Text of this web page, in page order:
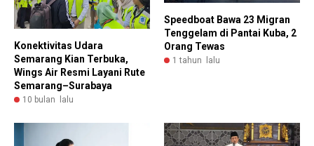
Konektivitas Udara
Semarang Kian Terbuka,
Wings Air Resmi Layani Rute
Semarang–Surabaya
10 bulan lalu
Speedboat Bawa 23 Migran
Tenggelam di Pantai Kuba, 2
Orang Tewas
1 tahun lalu